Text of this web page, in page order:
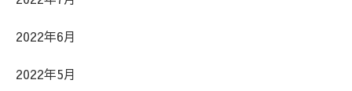
2022年6月
2022年5月